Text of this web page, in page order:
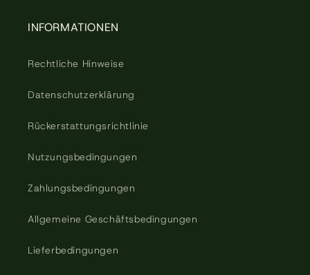
INFORMATIONEN
Rechtliche Hinweise
Datenschutzerklärung
Rückerstattungsrichtlinie
Nutzungsbedingungen
Zahlungsbedingungen
Allgemeine Geschäftsbedingungen
Lieferbedingungen